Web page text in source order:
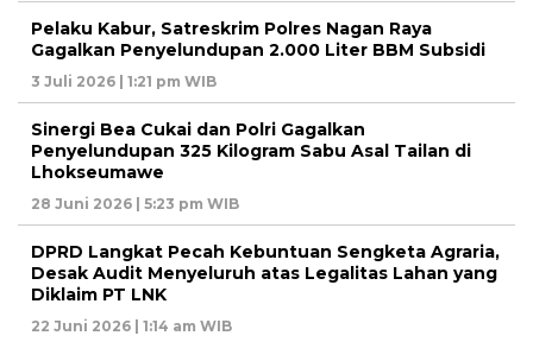
Pelaku Kabur, Satreskrim Polres Nagan Raya
Gagalkan Penyelundupan 2.000 Liter BBM Subsidi
3 Juli 2026 | 1:21 pm WIB
Sinergi Bea Cukai dan Polri Gagalkan
Penyelundupan 325 Kilogram Sabu Asal Tailan di
Lhokseumawe
28 Juni 2026 | 5:23 pm WIB
DPRD Langkat Pecah Kebuntuan Sengketa Agraria,
Desak Audit Menyeluruh atas Legalitas Lahan yang
Diklaim PT LNK
22 Juni 2026 | 1:14 am WIB